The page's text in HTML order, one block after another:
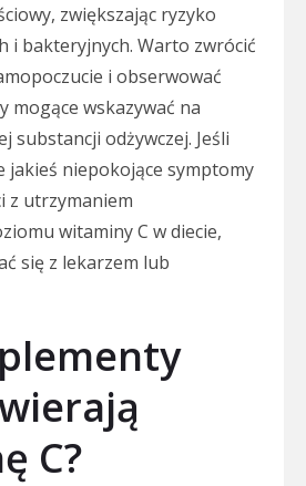
zwiększając ryzyko
i bakteryjnych. Warto zwrócić
i obserwować
mogące wskazywać na
substancji odżywczej. Jeśli
jakieś niepokojące symptomy
z utrzymaniem
witaminy C w diecie,
się z lekarzem lub
C?